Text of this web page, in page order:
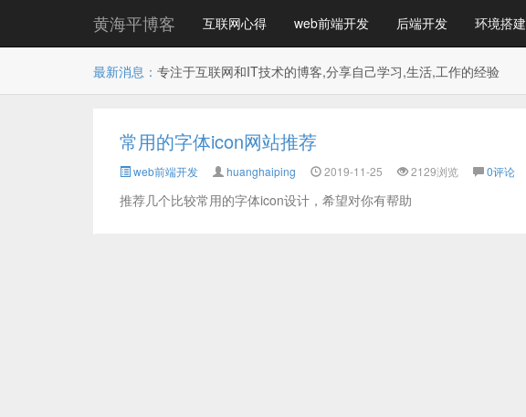
黄海平博客 互联网心得 web前端开发 后端开发 环境搭建
最新消息： 专注于互联网和IT技术的博客,分享自己学习,生活,工作的经验
常用的字体icon网站推荐
web前端开发 huanghaiping 2019-11-25 2129浏览 0评论
推荐几个比较常用的字体icon设计，希望对你有帮助